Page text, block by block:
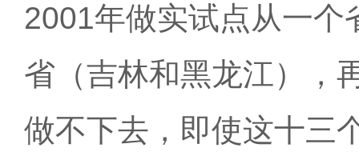
2001年做实试点从一个
省（吉林和黑龙江），
做不下去，即使这十三